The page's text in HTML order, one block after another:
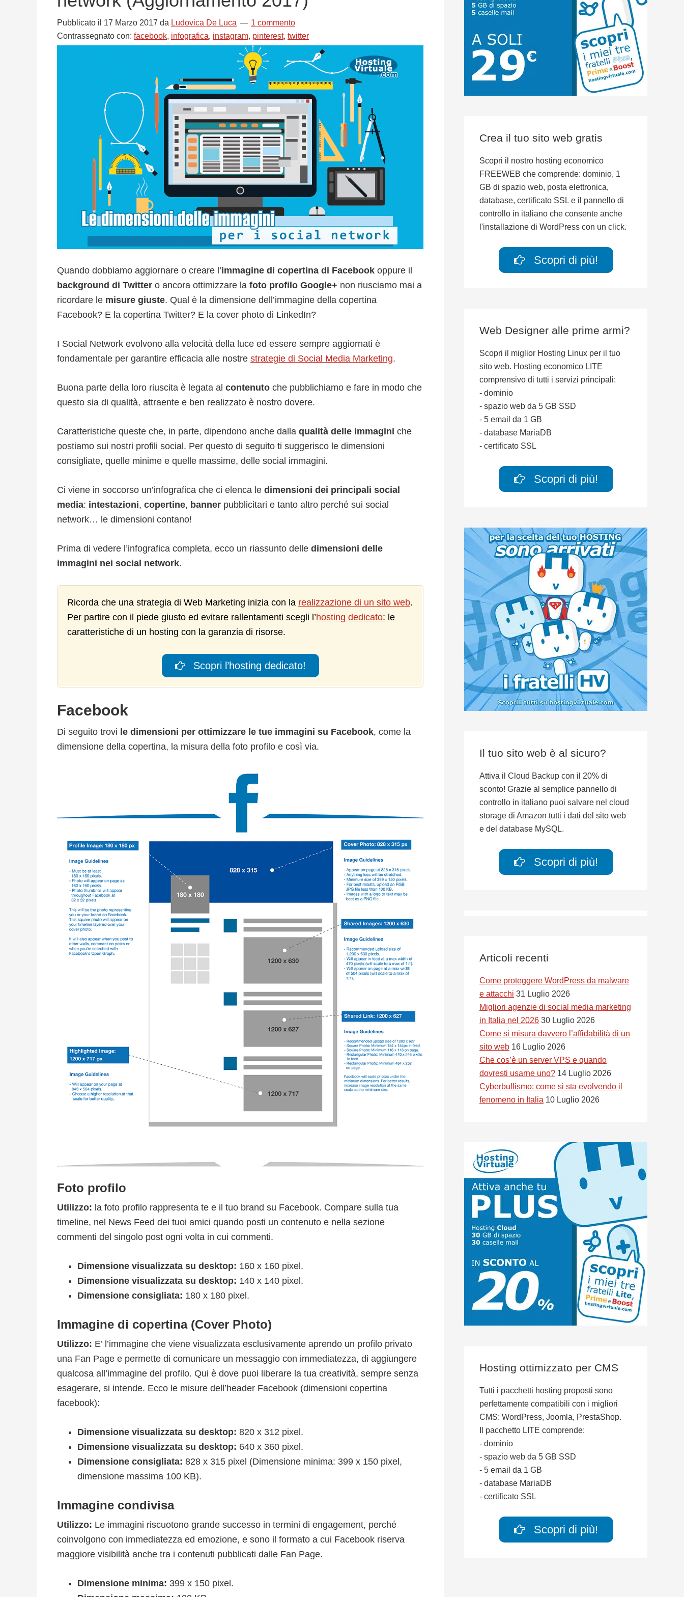
Pubblicato il 17 Marzo 2017 da Ludovica De Luca
1 commento
Contrassegnato con: facebook, infografica, instagram, pinterest, twitter
Quando dobbiamo aggiornare o creare l’immagine di copertina di Facebook oppure il
background di Twitter o ancora ottimizzare la foto profilo Google+ non riusciamo mai a
ricordare le misure giuste. Qual è la dimensione dell’immagine della copertina
Facebook? E la copertina Twitter? E la cover photo di LinkedIn?
I Social Network evolvono alla velocità della luce ed essere sempre aggiornati è
fondamentale per garantire efficacia alle nostre strategie di Social Media Marketing.
Buona parte della loro riuscita è legata al contenuto che pubblichiamo e fare in modo che
questo sia di qualità, attraente e ben realizzato è nostro dovere.
Caratteristiche queste che, in parte, dipendono anche dalla qualità delle immagini che
postiamo sui nostri profili social. Per questo di seguito ti suggerisco le dimensioni
consigliate, quelle minime e quelle massime, delle social immagini.
Ci viene in soccorso un’infografica che ci elenca le dimensioni dei principali social
media: intestazioni, copertine, banner pubblicitari e tanto altro perché sui social
network… le dimensioni contano!
Prima di vedere l’infografica completa, ecco un riassunto delle dimensioni delle
immagini nei social network.
Ricorda che una strategia di Web Marketing inizia con la realizzazione di un sito web.
Per partire con il piede giusto ed evitare rallentamenti scegli l’hosting dedicato: le
caratteristiche di un hosting con la garanzia di risorse.
Scopri l’hosting dedicato!
Facebook
Di seguito trovi le dimensioni per ottimizzare le tue immagini su Facebook, come la
dimensione della copertina, la misura della foto profilo e così via.
Foto profilo
Utilizzo: la foto profilo rappresenta te e il tuo brand su Facebook. Compare sulla tua
timeline, nel News Feed dei tuoi amici quando posti un contenuto e nella sezione
commenti del singolo post ogni volta in cui commenti.
Dimensione visualizzata su desktop: 160 x 160 pixel.
Dimensione visualizzata su desktop: 140 x 140 pixel.
Dimensione consigliata: 180 x 180 pixel.
Immagine di copertina (Cover Photo)
Utilizzo: E’ l’immagine che viene visualizzata esclusivamente aprendo un profilo privato
una Fan Page e permette di comunicare un messaggio con immediatezza, di aggiungere
qualcosa all’immagine del profilo. Qui è dove puoi liberare la tua creatività, sempre senza
esagerare, si intende. Ecco le misure dell’header Facebook (dimensioni copertina
facebook):
Dimensione visualizzata su desktop: 820 x 312 pixel.
Dimensione visualizzata su desktop: 640 x 360 pixel.
Dimensione consigliata: 828 x 315 pixel (Dimensione minima: 399 x 150 pixel,
dimensione massima 100 KB).
Immagine condivisa
Utilizzo: Le immagini riscuotono grande successo in termini di engagement, perché
coinvolgono con immediatezza ed emozione, e sono il formato a cui Facebook riserva
maggiore visibilità anche tra i contenuti pubblicati dalle Fan Page.
Dimensione minima: 399 x 150 pixel.
Crea il tuo sito web gratis
Scopri il nostro hosting economico
FREEWEB che comprende: dominio, 1
GB di spazio web, posta elettronica,
database, certificato SSL e il pannello di
controllo in italiano che consente anche
l'installazione di WordPress con un click.
Scopri di più!
Web Designer alle prime armi?
Scopri il miglior Hosting Linux per il tuo
sito web. Hosting economico LITE
comprensivo di tutti i servizi principali:
- dominio
- spazio web da 5 GB SSD
- 5 email da 1 GB
- database MariaDB
- certificato SSL
Scopri di più!
Il tuo sito web è al sicuro?
Attiva il Cloud Backup con il 20% di
sconto! Grazie al semplice pannello di
controllo in italiano puoi salvare nel cloud
storage di Amazon tutti i dati del sito web
e del database MySQL.
Scopri di più!
Articoli recenti
Come proteggere WordPress da malware
e attacchi 31 Luglio 2026
Migliori agenzie di social media marketing
in Italia nel 2026 30 Luglio 2026
Come si misura davvero l’affidabilità di un
sito web 16 Luglio 2026
Che cos’è un server VPS e quando
dovresti usarne uno? 14 Luglio 2026
Cyberbullismo: come si sta evolvendo il
fenomeno in Italia 10 Luglio 2026
Hosting ottimizzato per CMS
Tutti i pacchetti hosting proposti sono
perfettamente compatibili con i migliori
CMS: WordPress, Joomla, PrestaShop.
Il pacchetto LITE comprende:
- dominio
- spazio web da 5 GB SSD
- 5 email da 1 GB
- database MariaDB
- certificato SSL
Scopri di più!